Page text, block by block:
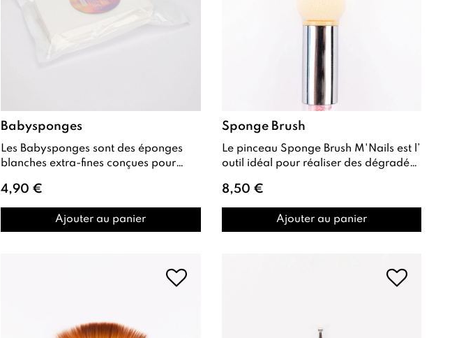
Babysponges
Les Babysponges sont des éponges
blanches extra-fines conçues pour
homogènes en ...
4,90 €
Ajouter au panier
Sponge Brush
Le pinceau Sponge Brush M'Nails est l’
outil idéal pour réaliser des dégradés
8,50 €
Ajouter au panier